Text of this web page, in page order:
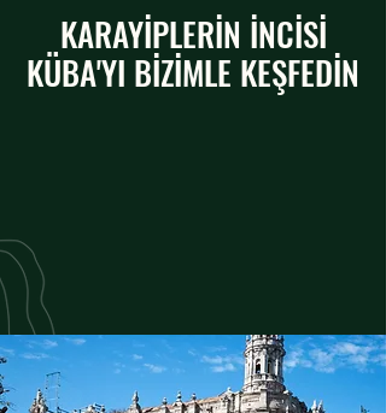
KARAYİPLERİN İNCİSİ
KÜBA'YI BİZİMLE KEŞFEDİN